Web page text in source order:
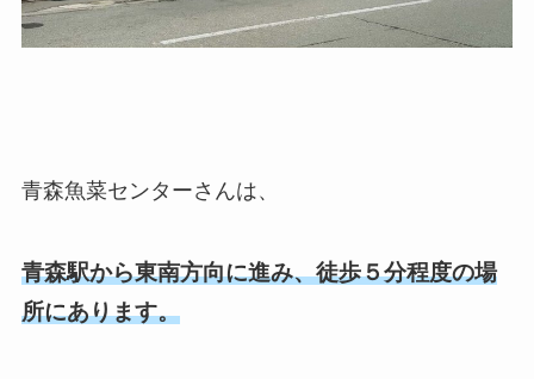
青森魚菜センターさんは、
青森駅から東南方向に進み、徒歩５分程度の場
所にあります。